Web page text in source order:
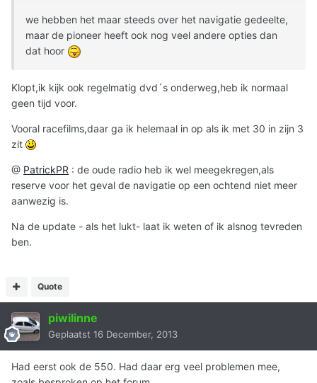
we hebben het maar steeds over het navigatie gedeelte,
maar de pioneer heeft ook nog veel andere opties dan
dat hoor
Klopt,ik kijk ook regelmatig dvd´s onderweg,heb ik normaal
geen tijd voor.
Vooral racefilms,daar ga ik helemaal in op als ik met 30 in zijn 3
zit
@ PatrickPR : de oude radio heb ik wel meegekregen,als
reserve voor het geval de navigatie op een ochtend niet meer
aanwezig is.
Na de update - als het lukt- laat ik weten of ik alsnog tevreden
ben.
Quote
piwilinne
Geplaatst 16 December, 2013
Had eerst ook de 550. Had daar erg veel problemen mee,